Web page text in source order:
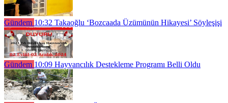
Gündem 10:32 Takaoğlu ‘Bozcaada Üzümünün Hikayesi’ Söyleşişi
Gündem 10:09 Hayvancılık Destekleme Programı Belli Oldu